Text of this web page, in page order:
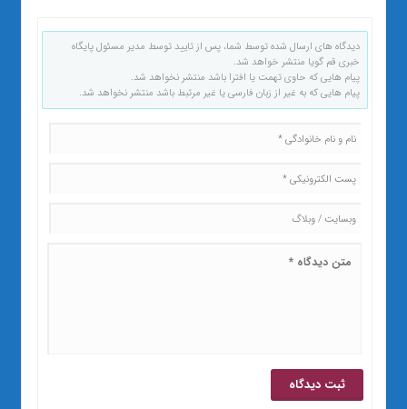
دیدگاه های ارسال شده توسط شما، پس از تایید توسط مدیر مسئول پایگاه
خبری قم گویا منتشر خواهد شد.
پیام هایی که حاوی تهمت یا افترا باشد منتشر نخواهد شد.
پیام هایی که به غیر از زبان فارسی یا غیر مرتبط باشد منتشر نخواهد شد.